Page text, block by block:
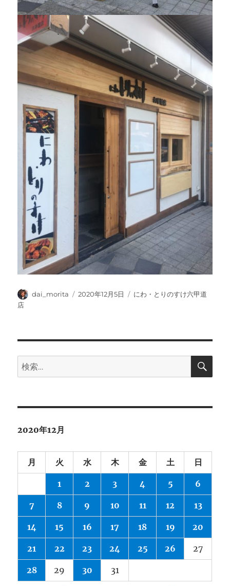
投
dai_morita
投
2020年12月5日
カ
にわ・とりのすけ六甲道
店
検
索:
検
2020年12月
月 火 水 木 金 土 日
1 2 3 4 5 6
7 8 9 10 11 12 13
14 15 16 17 18 19 20
21 22 23 24 25 26 27
28 29 30 31